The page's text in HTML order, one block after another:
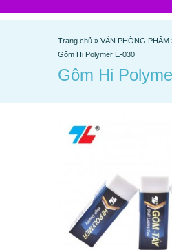
Trang chủ » VĂN PHÒNG PHẨM
Gôm Hi Polymer E-030
Gôm Hi